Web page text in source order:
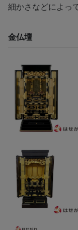
細かさなどによっ
金仏壇